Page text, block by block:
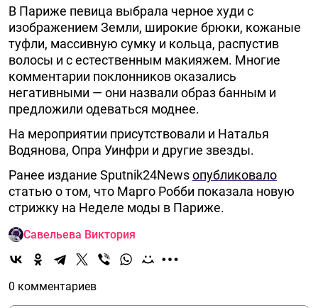
В Париже певица выбрала черное худи с
изображением Земли, широкие брюки, кожаные
туфли, массивную сумку и кольца, распустив
волосы и с естественным макияжем. Многие
комментарии поклонников оказались
негативными — они назвали образ банным и
предложили одеваться моднее.
На мероприятии присутствовали и Наталья
Водянова, Опра Уинфри и другие звезды.
Ранее издание Sputnik24Newsопубликовало
статью о том, что Марго Робби показала новую
стрижку на Неделе моды в Париже.
Савельева Виктория
0 комментариев